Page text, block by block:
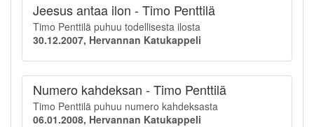
Jeesus antaa ilon - Timo Penttilä
Timo Penttilä puhuu todellisesta ilosta
30.12.2007, Hervannan Katukappeli
Numero kahdeksan - Timo Penttilä
Timo Penttilä puhuu numero kahdeksasta
06.01.2008, Hervannan Katukappeli